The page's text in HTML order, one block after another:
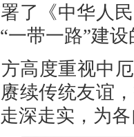
了《中华人
一带一路”建
高度重视中
续传统友谊
深走实，为